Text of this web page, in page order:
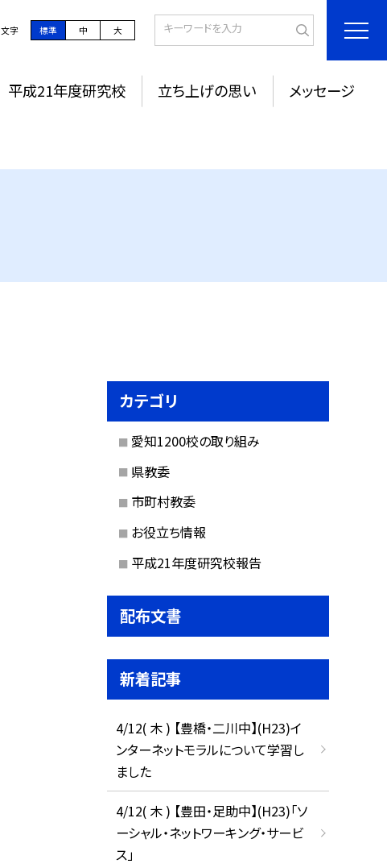
文字 標準 中 大
平成21年度研究校 立ち上げの思い メッセージ
カテゴリ
愛知1200校の取り組み
県教委
市町村教委
お役立ち情報
平成21年度研究校報告
配布文書
新着記事
4/12( 木 ) 【豊橋・二川中】(H23)イ
ンターネットモラルについて学習し
ました
4/12( 木 ) 【豊田・足助中】(H23)「ソ
ーシャル・ネットワーキング・サービ
ス」